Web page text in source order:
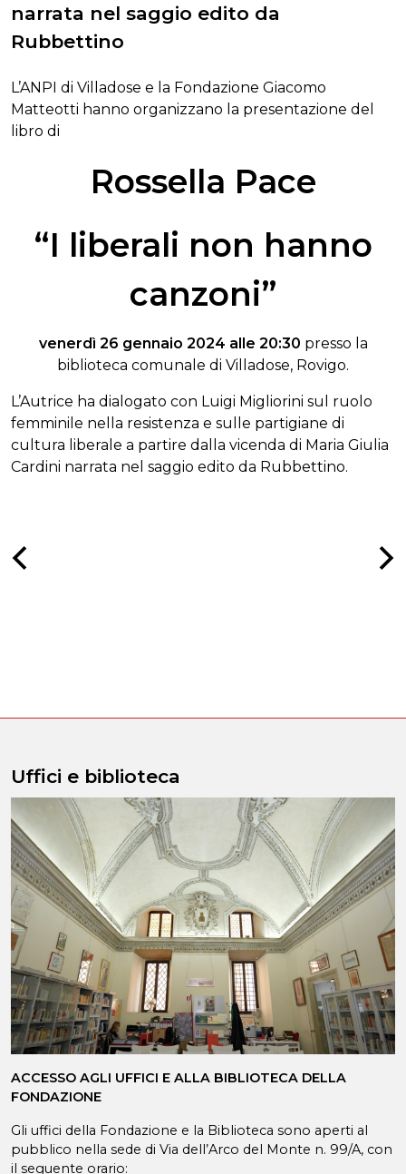
narrata nel saggio edito da
Rubbettino
L’ANPI di Villadose e la Fondazione Giacomo
Matteotti hanno organizzano la presentazione del
libro di
Rossella Pace
“I liberali non hanno
canzoni”
venerdì 26 gennaio 2024 alle 20:30 presso la
biblioteca comunale di Villadose, Rovigo.
L’Autrice ha dialogato con Luigi Migliorini sul ruolo
femminile nella resistenza e sulle partigiane di
cultura liberale a partire dalla vicenda di Maria Giulia
Cardini narrata nel saggio edito da Rubbettino.
Uffici e biblioteca
ACCESSO AGLI UFFICI E ALLA BIBLIOTECA DELLA
FONDAZIONE
Gli uffici della Fondazione e la Biblioteca sono aperti al
pubblico nella sede di Via dell’Arco del Monte n. 99/A, con
il seguente orario: